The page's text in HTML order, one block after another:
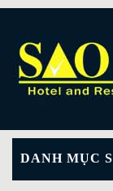
DANH MỤC